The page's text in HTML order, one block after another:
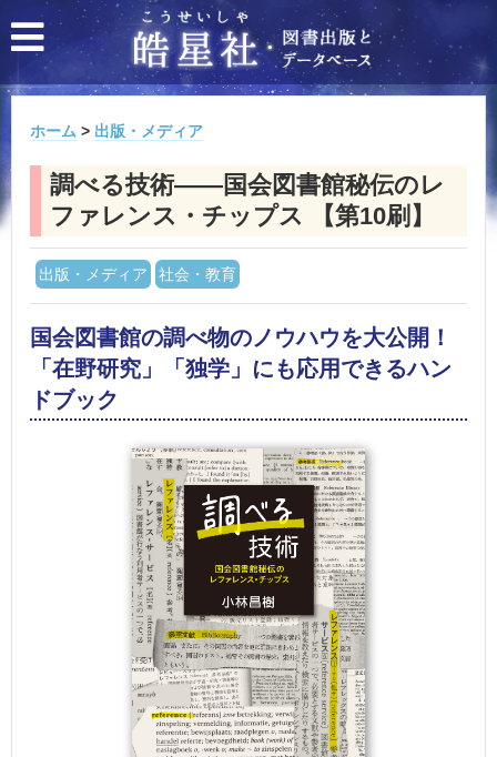
ホーム > 出版・メディア
調べる技術――国会図書館秘伝のレ
ファレンス・チップス 【第10刷】
出版・メディア 社会・教育
国会図書館の調べ物のノウハウを大公開！
「在野研究」「独学」にも応用できるハン
ドブック